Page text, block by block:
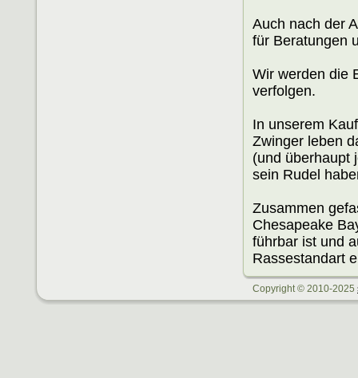
Auch nach der
für Beratungen
Wir werden die
verfolgen.
In unserem
Zwinger leben
(und überhaupt
sein Rudel
Zusammen
Chesapeake
führbar ist und
Rassestandart
Copyright © 2010-2025